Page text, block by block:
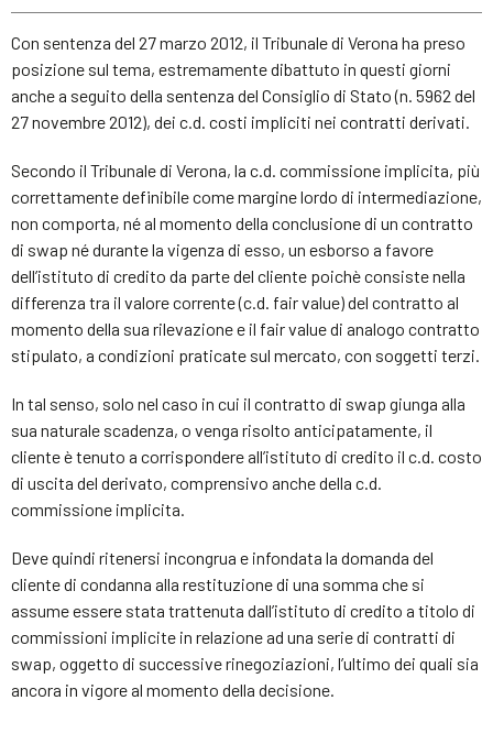
Con sentenza del 27 marzo 2012, il Tribunale di Verona ha preso
posizione sul tema, estremamente dibattuto in questi giorni
anche a seguito della sentenza del Consiglio di Stato (n. 5962 del
27 novembre 2012), dei c.d. costi impliciti nei contratti derivati.
Secondo il Tribunale di Verona, la c.d. commissione implicita, più
correttamente definibile come margine lordo di intermediazione,
non comporta, né al momento della conclusione di un contratto
di swap né durante la vigenza di esso, un esborso a favore
dell’istituto di credito da parte del cliente poichè consiste nella
differenza tra il valore corrente (c.d. fair value) del contratto al
momento della sua rilevazione e il fair value di analogo contratto
stipulato, a condizioni praticate sul mercato, con soggetti terzi.
In tal senso, solo nel caso in cui il contratto di swap giunga alla
sua naturale scadenza, o venga risolto anticipatamente, il
cliente è tenuto a corrispondere all’istituto di credito il c.d. costo
di uscita del derivato, comprensivo anche della c.d.
commissione implicita.
Deve quindi ritenersi incongrua e infondata la domanda del
cliente di condanna alla restituzione di una somma che si
assume essere stata trattenuta dall’istituto di credito a titolo di
commissioni implicite in relazione ad una serie di contratti di
swap, oggetto di successive rinegoziazioni, l’ultimo dei quali sia
ancora in vigore al momento della decisione.